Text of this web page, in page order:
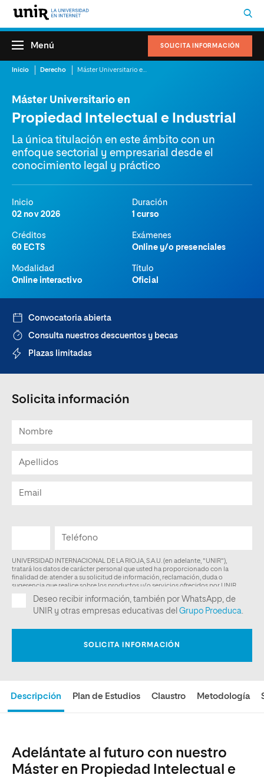
SOLICITA INFORMACIÓN
Menú
Inicio Derecho
Máster Universitario en
Propiedad Intelectual e Industrial
La única titulación en este ámbito con un
enfoque sectorial y empresarial desde el
conocimiento legal y práctico
Inicio
02 nov 2026
Duración
1 curso
Créditos
60 ECTS
Exámenes
Online y/o presenciales
Modalidad
Online interactivo
Título
Oficial
Descripción Plan de Estudios Claustro Metodología
Adelántate al futuro con nuestro
Máster en Propiedad Intelectual e
Convocatoria abierta
Consulta nuestros descuentos y becas
Plazas limitadas
Solicita información